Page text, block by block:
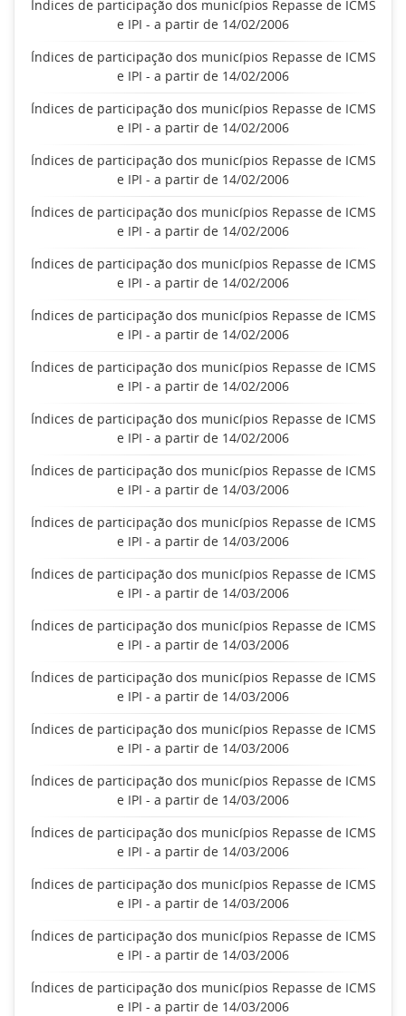
Índices de participação dos municípios Repasse de ICMS
e IPI - a partir de 14/02/2006
Índices de participação dos municípios Repasse de ICMS
e IPI - a partir de 14/02/2006
Índices de participação dos municípios Repasse de ICMS
e IPI - a partir de 14/02/2006
Índices de participação dos municípios Repasse de ICMS
e IPI - a partir de 14/02/2006
Índices de participação dos municípios Repasse de ICMS
e IPI - a partir de 14/02/2006
Índices de participação dos municípios Repasse de ICMS
e IPI - a partir de 14/02/2006
Índices de participação dos municípios Repasse de ICMS
e IPI - a partir de 14/02/2006
Índices de participação dos municípios Repasse de ICMS
e IPI - a partir de 14/02/2006
Índices de participação dos municípios Repasse de ICMS
e IPI - a partir de 14/02/2006
Índices de participação dos municípios Repasse de ICMS
e IPI - a partir de 14/03/2006
Índices de participação dos municípios Repasse de ICMS
e IPI - a partir de 14/03/2006
Índices de participação dos municípios Repasse de ICMS
e IPI - a partir de 14/03/2006
Índices de participação dos municípios Repasse de ICMS
e IPI - a partir de 14/03/2006
Índices de participação dos municípios Repasse de ICMS
e IPI - a partir de 14/03/2006
Índices de participação dos municípios Repasse de ICMS
e IPI - a partir de 14/03/2006
Índices de participação dos municípios Repasse de ICMS
e IPI - a partir de 14/03/2006
Índices de participação dos municípios Repasse de ICMS
e IPI - a partir de 14/03/2006
Índices de participação dos municípios Repasse de ICMS
e IPI - a partir de 14/03/2006
Índices de participação dos municípios Repasse de ICMS
e IPI - a partir de 14/03/2006
Índices de participação dos municípios Repasse de ICMS
e IPI - a partir de 14/03/2006